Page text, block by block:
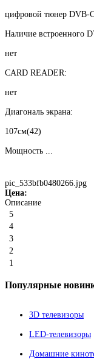
цифровой тюнер DVB-
Наличие встроенного
нет
CARD READER:
нет
Диагональ экрана:
107см(42)
Мощность ...
pic_533bfb0480266.jpg
Цена:
Описание
5
4
3
2
1
Популярные
3D телевизоры
LED-телевизоры
Домашние